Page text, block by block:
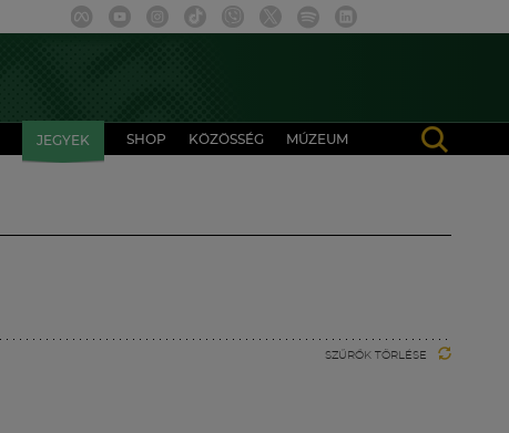
JEGYEK SHOP KÖZÖSSÉG MÚZEUM
SZŰRŐK TÖRLÉSE